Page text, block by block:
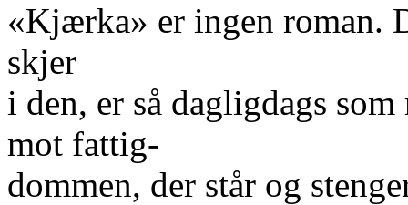
«Kjærka» er ingen roman.
skjer
i den, er så dagligdags
mot fattig-
dommen, der står og